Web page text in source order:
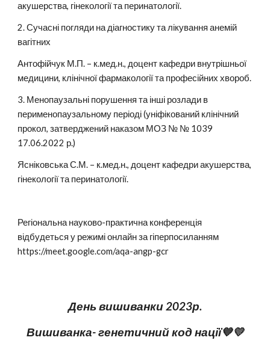
акушерства, гінекології та перинатології.
2. Сучасні погляди на діагностику та лікування анемій
вагітних
Антофійчук М.П. – к.мед.н., доцент кафедри внутрішньої
медицини, клінічної фармакології та професійних хвороб.
3. Менопаузальні порушення та інші розлади в
перименопаузальному періоді (уніфікований клінічний
прокол, затверджений наказом МОЗ № № 1039
17.06.2022 р.)
Ясніковська С.М. – к.мед.н., доцент кафедри акушерства,
гінекології та перинатології.
Регіональна науково-практична конференція
відбудеться у режимі онлайн за гіперпосиланням
https://meet.google.com/aqa-angp-gcr
День вишиванки 2023р.
Вишиванка- генетичний код нації💙💛